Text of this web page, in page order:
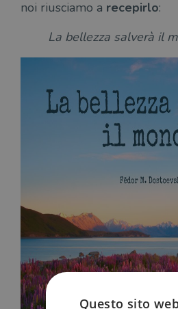
noi riusciamo a recepirlo:
La bellezza salverà il
Questo sito